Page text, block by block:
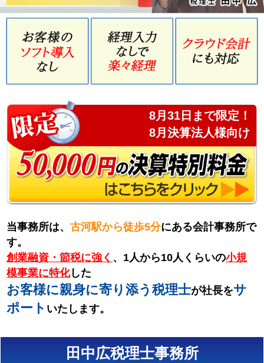
8月31日まで限定！
8月決算法人様向け
当事務所は、古河駅から徒歩5分にある会計事務所で
す。
創業融資・節税に強く 、1人から10人くらいの小規
模事業に特化した
お客様に親身に寄り添う税理士が社長をサ
ポート いたします。
田中広税理士事務所